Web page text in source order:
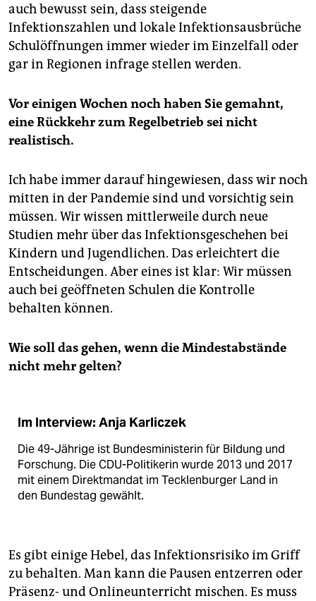
auch bewusst sein, dass steigende
Infektionszahlen und lokale Infektionsausbrüche
Schulöffnungen immer wieder im Einzelfall oder
gar in Regionen infrage stellen werden.
Vor einigen Wochen noch haben Sie gemahnt,
eine Rückkehr zum Regelbetrieb sei nicht
realistisch.
Ich habe immer darauf hingewiesen, dass wir noch
mitten in der Pandemie sind und vorsichtig sein
müssen. Wir wissen mittlerweile durch neue
Studien mehr über das Infektionsgeschehen bei
Kindern und Jugendlichen. Das erleichtert die
Entscheidungen. Aber eines ist klar: Wir müssen
auch bei geöffneten Schulen die Kontrolle
behalten können.
Wie soll das gehen, wenn die Mindestabstände
nicht mehr gelten?
Im Interview: Anja Karliczek
Die 49-Jährige ist Bundesministerin für Bildung und
Forschung. Die CDU-Politikerin wurde 2013 und 2017
mit einem Direktmandat im Tecklenburger Land in
den Bundestag gewählt.
Es gibt einige Hebel, das Infektionsrisiko im Griff
zu behalten. Man kann die Pausen entzerren oder
Präsenz- und Onlineunterricht mischen. Es muss